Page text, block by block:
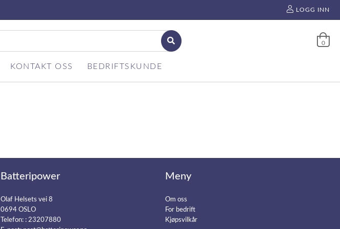
LOGG INN
0
KONTAKT OSS BEDRIFTSKUNDE
Batteripower
Olaf Helsets vei 8
0694 OSLO
Telefon: : 23207880
Meny
Om oss
For bedrift
Kjøpsvilkår